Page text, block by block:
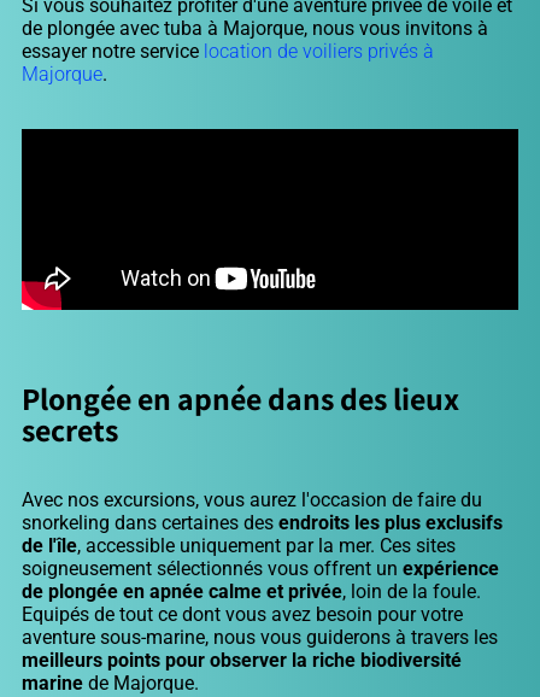
Si vous souhaitez profiter d'une aventure privée de voile et
de plongée avec tuba à Majorque, nous vous invitons à
essayer notre service location de voiliers privés à
Majorque.
Plongée en apnée dans des lieux
secrets
Avec nos excursions, vous aurez l'occasion de faire du
snorkeling dans certaines des endroits les plus exclusifs
de l'île, accessible uniquement par la mer. Ces sites
soigneusement sélectionnés vous offrent un expérience
de plongée en apnée calme et privée, loin de la foule.
Equipés de tout ce dont vous avez besoin pour votre
aventure sous-marine, nous vous guiderons à travers les
meilleurs points pour observer la riche biodiversité
marine de Majorque.